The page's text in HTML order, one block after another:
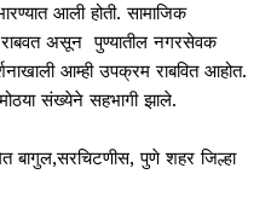
आली होती. सामाजिक
राबवत असून पुण्यातील नगरसेवक
आम्ही उपक्रम राबवित आहोत.
संख्येने सहभागी झाले.
पुणे शहर जिल्हा